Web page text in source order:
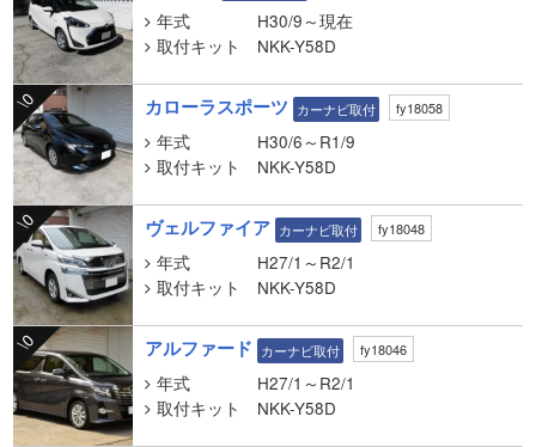
年式
H30/9～現在
取付キット
NKK-Y58D
カローラスポーツ カーナビ取付 fy18058
年式
H30/6～R1/9
取付キット
NKK-Y58D
\0
ヴェルファイア カーナビ取付 fy18048
年式
H27/1～R2/1
取付キット
NKK-Y58D
\0
アルファード カーナビ取付 fy18046
年式
H27/1～R2/1
取付キット
NKK-Y58D
\0